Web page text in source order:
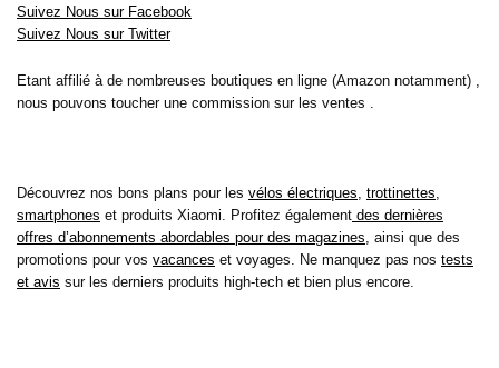
Suivez Nous sur Facebook
Suivez Nous sur Twitter
Etant affilié à de nombreuses boutiques en ligne (Amazon notamment) ,
nous pouvons toucher une commission sur les ventes .
Découvrez nos bons plans pour les vélos électriques, trottinettes,
smartphones et produits Xiaomi. Profitez également des dernières
offres d’abonnements abordables pour des magazines, ainsi que des
promotions pour vos vacances et voyages. Ne manquez pas nos tests
et avis sur les derniers produits high-tech et bien plus encore.